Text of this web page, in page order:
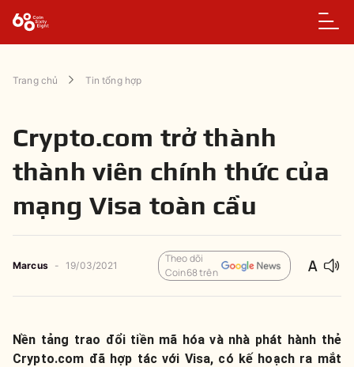
Trang chủ Tin tổng hợp
Crypto.com trở thành
thành viên chính thức của
mạng Visa toàn cầu
Marcus - 19/03/2021
Theo dõi
Coin68 trên
Nền tảng trao đổi tiền mã hóa và nhà phát hành thẻ
Crypto.com đã hợp tác với Visa, có kế hoạch ra mắt